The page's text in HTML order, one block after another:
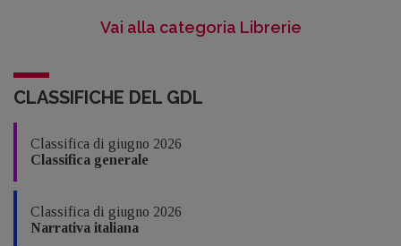
Vai alla categoria Librerie
CLASSIFICHE DEL GDL
Classifica di giugno 2026
Classifica generale
Classifica di giugno 2026
Narrativa italiana